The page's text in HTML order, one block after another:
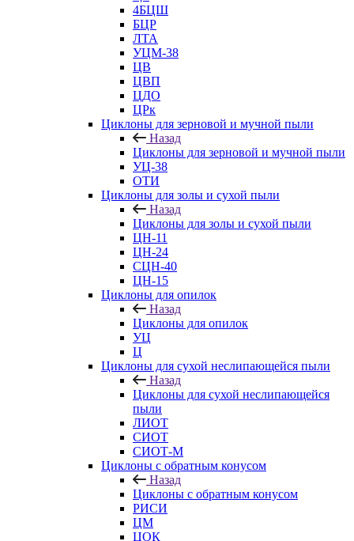
4БЦШ
БЦР
ЛТА
УЦМ-38
ЦВ
ЦВП
ЦДО
ЦРк
Циклоны для зерновой и мучной пыли
Назад
Циклоны для зерновой и мучной пыли
УЦ-38
ОТИ
Циклоны для золы и сухой пыли
Назад
Циклоны для золы и сухой пыли
ЦН-11
ЦН-24
СЦН-40
ЦН-15
Циклоны для опилок
Назад
Циклоны для опилок
УЦ
Ц
Циклоны для сухой неслипающейся пыли
Назад
Циклоны для сухой неслипающейся
пыли
ЛИОТ
СИОТ
СИОТ-М
Циклоны с обратным конусом
Назад
Циклоны с обратным конусом
РИСИ
ЦМ
ЦОК